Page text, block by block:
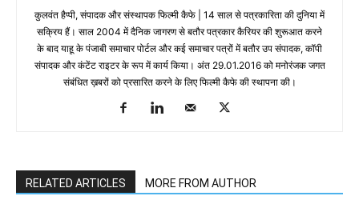
कुलवंत हैप्‍पी, संपादक और संस्‍थापक फिल्‍मी कैफे | 14 साल से पत्रकारिता की दुनिया में
सक्रिय हैं। साल 2004 में दैनिक जागरण से बतौर पत्रकार कैरियर की शुरूआत करने
के बाद याहू के पंजाबी समाचार पोर्टल और कई समाचार पत्रों में बतौर उप संपादक, कॉपी
संपादक और कंटेंट राइटर के रूप में कार्य किया। अंत 29.01.2016 को मनोरंजक जगत
संबंधित ख़बरों को प्रसारित करने के लिए फिल्‍मी कैफे की स्‍थापना की।
RELATED ARTICLES MORE FROM AUTHOR